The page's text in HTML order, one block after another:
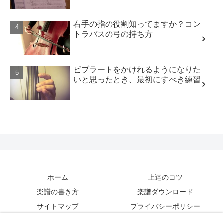
右手の指の役割知ってますか？コン
トラバスの弓の持ち方
ビブラートをかけれるようになりた
いと思ったとき、最初にすべき練習
ホーム
上達のコツ
楽譜の書き方
楽譜ダウンロード
サイトマップ
プライバシーポリシー